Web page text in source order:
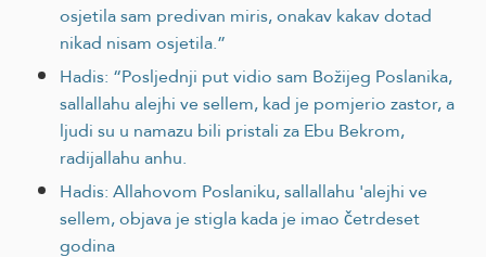
osjetila sam predivan miris, onakav kakav dotad
nikad nisam osjetila.”
Hadis: “Posljednji put vidio sam Božijeg Poslanika,
sallallahu alejhi ve sellem, kad je pomjerio zastor, a
ljudi su u namazu bili pristali za Ebu Bekrom,
radijallahu anhu.
Hadis: Allahovom Poslaniku, sallallahu 'alejhi ve
sellem, objava je stigla kada je imao četrdeset
godina